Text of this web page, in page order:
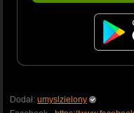
Dodał: umyslzielony